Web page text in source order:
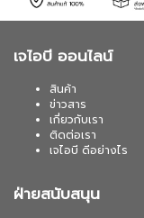
เจไอบี ออนไลน์
สินค้า
ข่าวสาร
เกี่ยวกับเรา
ติดต่อเรา
เจไอบี ดีอย่างไร
ฝ่ายสนับสนุน